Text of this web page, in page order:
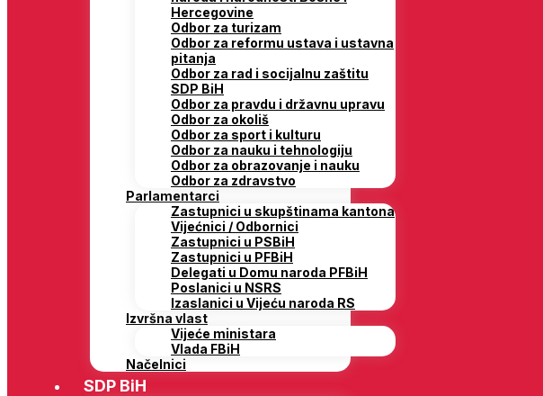
Hercegovine
Odbor za turizam
Odbor za reformu ustava i ustavna
pitanja
Odbor za rad i socijalnu zaštitu
SDP BiH
Odbor za pravdu i državnu upravu
Odbor za okoliš
Odbor za sport i kulturu
Odbor za nauku i tehnologiju
Odbor za obrazovanje i nauku
Odbor za zdravstvo
Parlamentarci
Zastupnici u skupštinama kantona
Vijećnici / Odbornici
Zastupnici u PSBiH
Zastupnici u PFBiH
Delegati u Domu naroda PFBiH
Poslanici u NSRS
Izaslanici u Vijeću naroda RS
Izvršna vlast
Vijeće ministara
Vlada FBiH
Načelnici
SDP BiH